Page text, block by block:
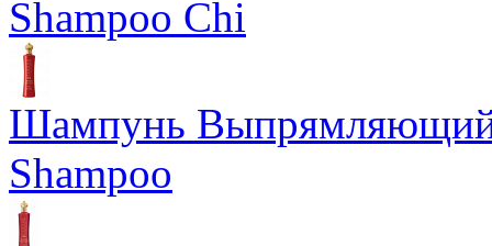
Shampoo Chi
Шампунь Выпрямляющий
Shampoo